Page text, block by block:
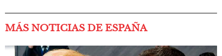
MÁS NOTICIAS DE ESPAÑA